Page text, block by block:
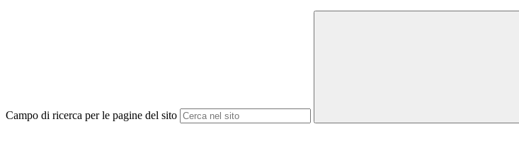
Campo di ricerca per le pagine del sito